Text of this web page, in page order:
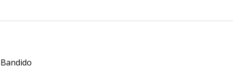
Bandido